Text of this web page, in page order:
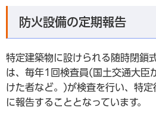
防火設備の定期報告
特定建築物に設けられる随時閉鎖
は、毎年1回検査員(国土交通大臣
けた者など。)が検査を行い、特
に報告することとなっています。